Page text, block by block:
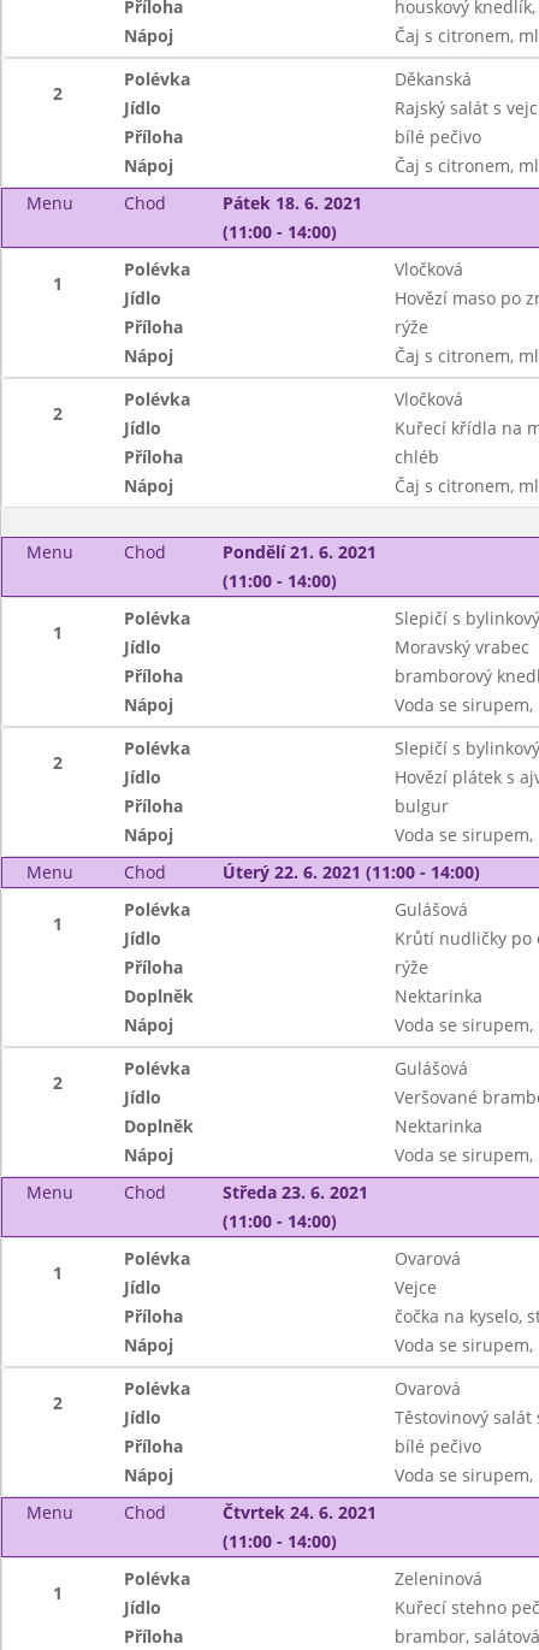
Příloha
houskový
Nápoj
Čaj s citronem,
2
Polévka
Děkanská
Jídlo
Rajský salát s
Příloha
bílé pečivo
Nápoj
Čaj s citronem,
Menu
Chod
Pátek 18. 6. 2021
(11:00 - 14:00)
1
Polévka
Vločková
Jídlo
Hovězí maso po
Příloha
rýže
Nápoj
Čaj s citronem,
2
Polévka
Vločková
Jídlo
Kuřecí křídla na
Příloha
chléb
Nápoj
Čaj s citronem,
Menu Chod
Pondělí 21. 6. 2021
(11:00 - 14:00)
1
Polévka
Slepičí s
Jídlo
Moravský vrabec
Příloha
bramborový
Nápoj
Voda se sirupem,
2
Polévka
Slepičí s
Jídlo
Hovězí plátek s
Příloha
bulgur
Nápoj
Voda se sirupem,
Menu
Chod Úterý 22. 6. 2021 (11:00 - 14:00)
1
Polévka
Gulášová
Jídlo
Krůtí nudličky po
Příloha
rýže
Doplněk
Nektarinka
Nápoj
Voda se sirupem,
2
Polévka
Gulášová
Jídlo
Veršované
Doplněk
Nektarinka
Nápoj
Voda se sirupem,
Menu
Chod
Středa 23. 6. 2021
(11:00 - 14:00)
1
Polévka
Ovarová
Jídlo
Vejce
Příloha
čočka na kyselo,
Nápoj
Voda se sirupem,
2
Polévka
Ovarová
Jídlo
Těstovinový
Příloha
bílé pečivo
Nápoj
Voda se sirupem,
Menu
Chod
Čtvrtek 24. 6. 2021
(11:00 - 14:00)
1
Polévka
Zeleninová
Jídlo
Kuřecí stehno
Příloha
brambor,